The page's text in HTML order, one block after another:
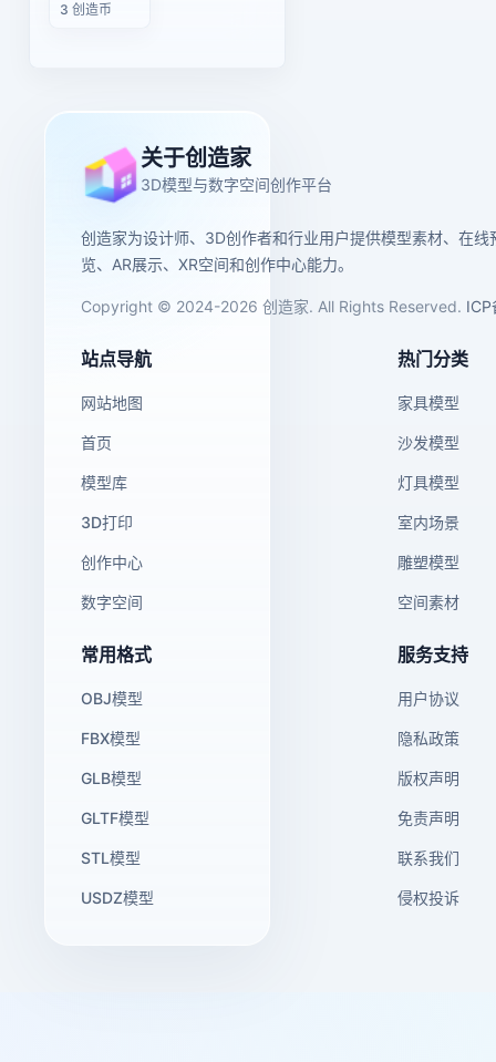
3 创造币
关于创造家
3D模型与数字空间创作平台
创造家为设计师、3D创作者和行业用户提供模型素材、在线
览、AR展示、XR空间和创作中心能力。
Copyright © 2024-2026 创造家. All Rights Reserved. ICP
站点导航
网站地图
首页
模型库
3D打印
创作中心
数字空间
热门分类
家具模型
沙发模型
灯具模型
室内场景
雕塑模型
空间素材
常用格式
OBJ模型
FBX模型
GLB模型
GLTF模型
STL模型
USDZ模型
服务支持
用户协议
隐私政策
版权声明
免责声明
联系我们
侵权投诉